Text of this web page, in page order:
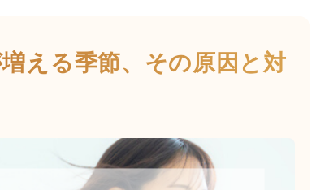
える季節、その原因と対